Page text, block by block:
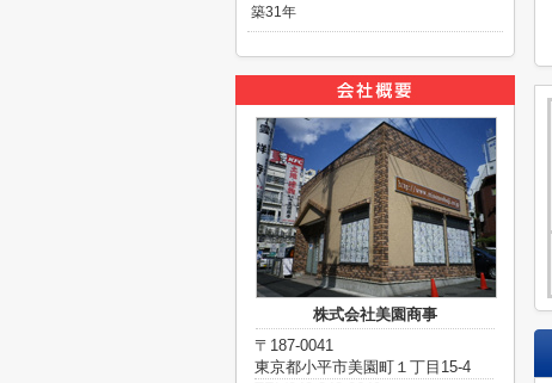
築31年
株式会社美園商事
〒187-0041
東京都小平市美園町１丁目15-4